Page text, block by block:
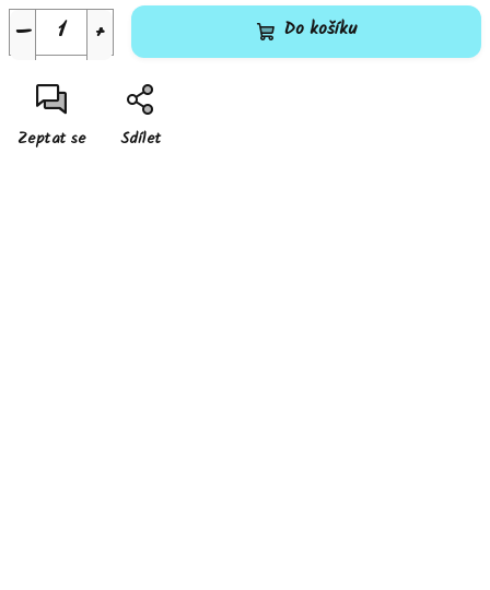
+
− Do košíku
Zeptat se Sdílet